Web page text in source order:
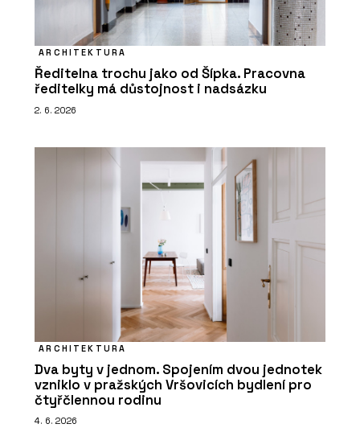
ARCHITEKTURA
Ředitelna trochu jako od Šípka. Pracovna
ředitelky má důstojnost i nadsázku
2. 6. 2026
ARCHITEKTURA
Dva byty v jednom. Spojením dvou jednotek
vzniklo v pražských Vršovicích bydlení pro
čtyřčlennou rodinu
4. 6. 2026